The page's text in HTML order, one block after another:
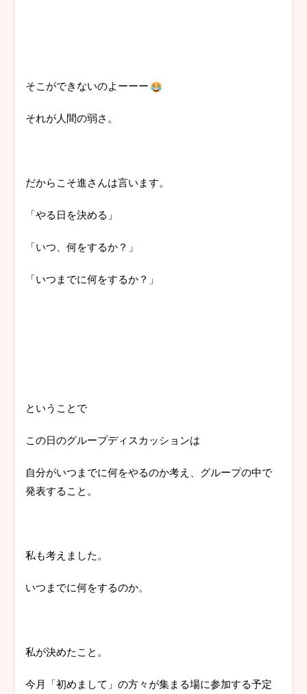
そこができないのよーーー
それが人間の弱さ。
だからこそ進さんは言います。
「やる日を決める」
「いつ、何をするか？」
「いつまでに何をするか？」
ということで
この日のグループディスカッションは
自分がいつまでに何をやるのか考え、グループの中で
発表すること。
私も考えました。
いつまでに何をするのか。
私が決めたこと。
今月「初めまして」の方々が集まる場に参加する予定